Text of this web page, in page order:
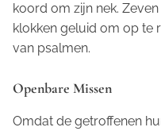
koord om zijn nek.
klokken geluid om op te
van psalmen.
Openbare Missen
Omdat de getroffenen